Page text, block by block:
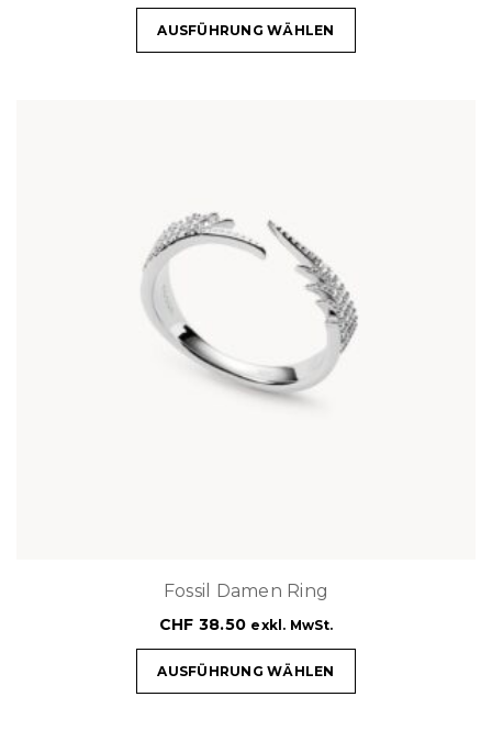
AUSFÜHRUNG WÄHLEN
Fossil Damen Ring
CHF 38.50 exkl. MwSt.
AUSFÜHRUNG WÄHLEN